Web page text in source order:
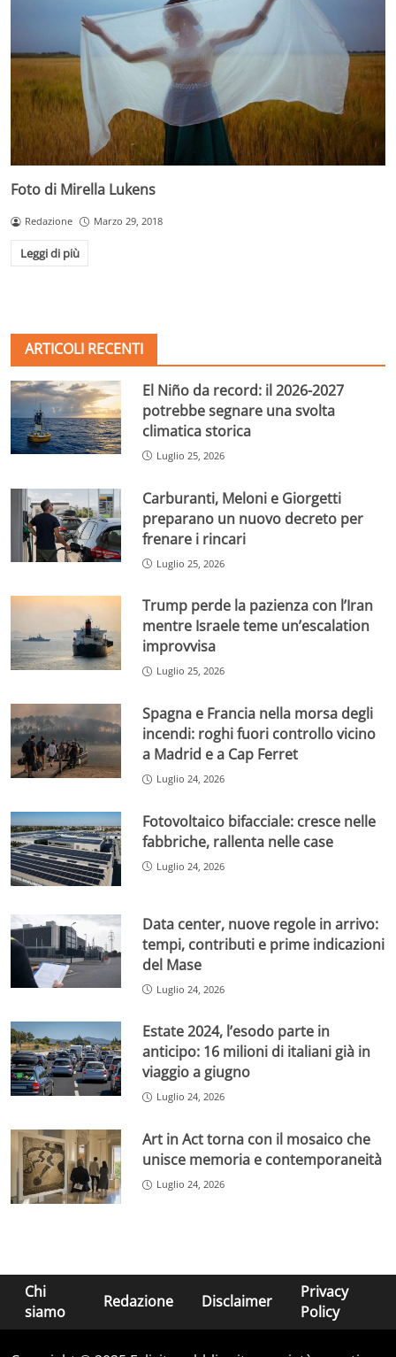
Foto di Mirella Lukens
Redazione Marzo 29, 2018
Leggi di più
ARTICOLI RECENTI
El Niño da record: il 2026-2027
potrebbe segnare una svolta
climatica storica
Luglio 25, 2026
Carburanti, Meloni e Giorgetti
preparano un nuovo decreto per
frenare i rincari
Luglio 25, 2026
Trump perde la pazienza con l’Iran
mentre Israele teme un’escalation
improvvisa
Luglio 25, 2026
Spagna e Francia nella morsa degli
incendi: roghi fuori controllo vicino
a Madrid e a Cap Ferret
Luglio 24, 2026
Fotovoltaico bifacciale: cresce nelle
fabbriche, rallenta nelle case
Luglio 24, 2026
Data center, nuove regole in arrivo:
tempi, contributi e prime indicazioni
del Mase
Luglio 24, 2026
Estate 2024, l’esodo parte in
anticipo: 16 milioni di italiani già in
viaggio a giugno
Luglio 24, 2026
Art in Act torna con il mosaico che
unisce memoria e contemporaneità
Luglio 24, 2026
Chi
siamo
Redazione Disclaimer
Privacy
Policy